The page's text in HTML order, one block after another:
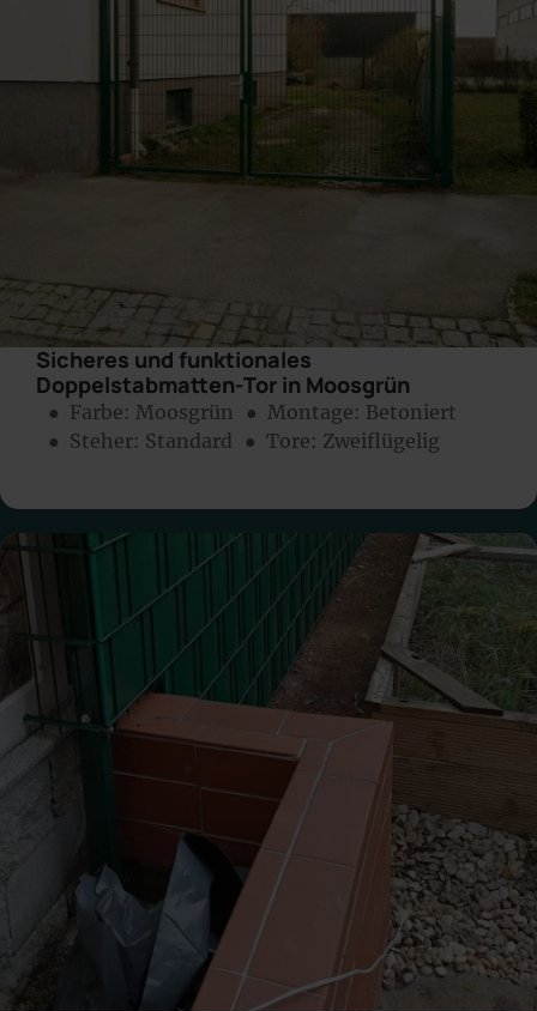
Sicheres und funktionales
Doppelstabmatten-Tor in Moosgrün
● Farbe: Moosgrün ● Montage: Betoniert
● Steher: Standard
● Tore: Zweiflügelig